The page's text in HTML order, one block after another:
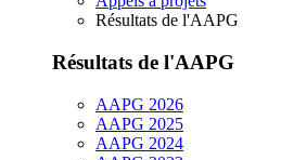
Résultats de l'AAPG
Résultats de l'AAPG
AAPG 2026
AAPG 2025
AAPG 2024